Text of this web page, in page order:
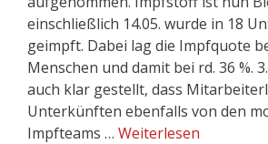
einschließlich 14.05. wurde in 18
geimpft. Dabei lag die Impfquote
Menschen und damit bei rd. 36 %.
auch klar gestellt, dass
Unterkünften ebenfalls von den
Impfteams … Weiterlesen